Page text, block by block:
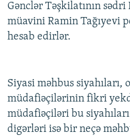
Gənclər Təşkilatının
müavini Ramin Tağıyevi
hesab edirlər.
Siyasi məhbus siyahıları,
müdafiəçilərinin fikri
müdafiəçiləri bu
digərləri isə bir neçə